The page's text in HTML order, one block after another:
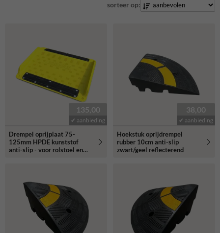
sorteer op:
135,00
✔ aanbieding
Drempel oprijplaat 75-
125mm HPDE kunststof
anti-slip - voor rolstoel en
38,00
✔ aanbieding
Hoekstuk oprijdrempel
rubber 10cm anti-slip
zwart/geel reflecterend